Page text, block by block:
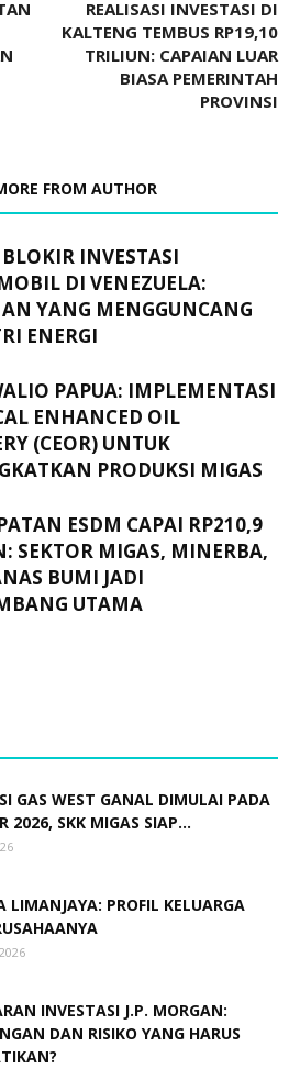
REALISASI INVESTASI DI
KALTENG TEMBUS RP19,10
TRILIUN: CAPAIAN LUAR
BIASA PEMERINTAH
PROVINSI
FROM AUTHOR
INVESTASI
DI VENEZUELA:
YANG MENGGUNCANG
ENERGI
PAPUA: IMPLEMENTASI
ENHANCED OIL
(CEOR) UNTUK
PRODUKSI MIGAS
ESDM CAPAI RP210,9
SEKTOR MIGAS, MINERBA,
BUMI JADI
UTAMA
GAS WEST GANAL DIMULAI PADA
2026, SKK MIGAS SIAP...
LIMANJAYA: PROFIL KELUARGA
INVESTASI J.P. MORGAN:
DAN RISIKO YANG HARUS